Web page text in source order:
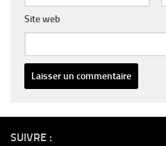
Site web
SUIVRE :